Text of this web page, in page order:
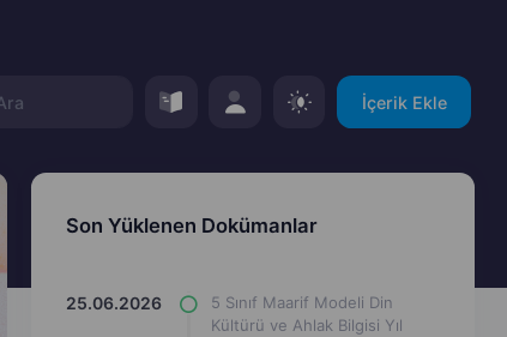
İçerik Ekle
Son Yüklenen Dokümanlar
25.06.2026
5 Sınıf Maarif Modeli Din
Kültürü ve Ahlak Bilgisi Yıl